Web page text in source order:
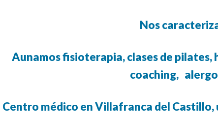
Nos
Aunamosfisioterapia,clases de pilates,
coaching,
Centro médico enVillafranca del Castillo,